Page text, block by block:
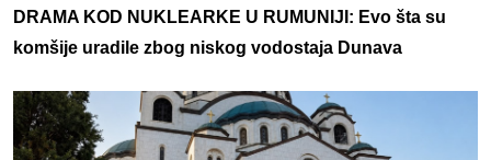
DRAMA KOD NUKLEARKE U RUMUNIJI: Evo šta su
komšije uradile zbog niskog vodostaja Dunava